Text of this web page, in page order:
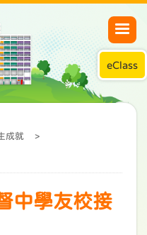
eClass
成就
>
中學友校接